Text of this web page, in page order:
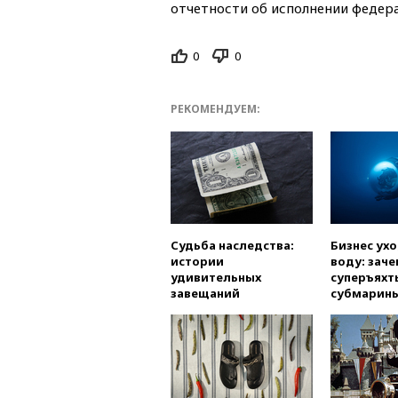
отчетности об исполнении
0 0
РЕКОМЕНДУЕМ:
Судьба наследства:
истории
удивительных
завещаний
Бизнес
воду: